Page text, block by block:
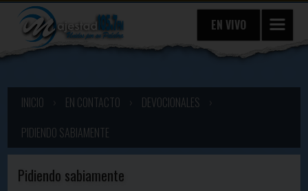
EN VIVO
INICIO EN CONTACTO DEVOCIONALES
PIDIENDO SABIAMENTE
Pidiendo sabiamente